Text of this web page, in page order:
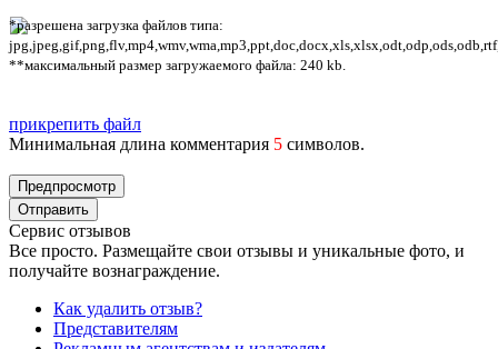
*разрешена загрузка файлов типа:
**максимальный размер загружаемого файла: 240 kb.
прикрепить файл
Минимальная длина комментария 5 символов.
Сервис отзывов
Все просто. Размещайте свои отзывы и уникальные фото, и
получайте вознаграждение.
Как удалить отзыв?
Представителям